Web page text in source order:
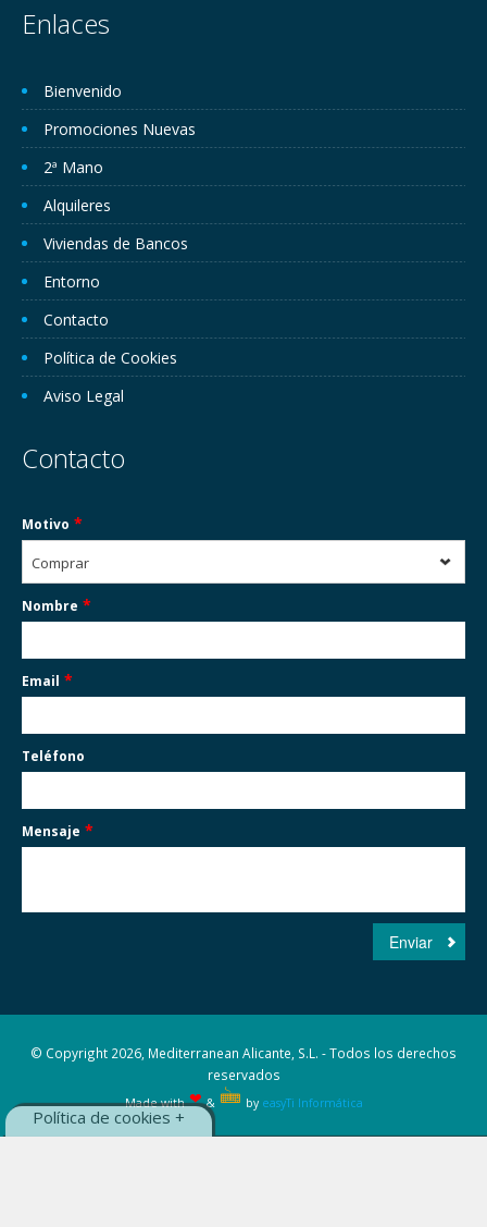
Enlaces
Bienvenido
Promociones Nuevas
2ª Mano
Alquileres
Viviendas de Bancos
Entorno
Contacto
Política de Cookies
Aviso Legal
Contacto
Motivo *
Comprar
Nombre *
Email *
Teléfono
Mensaje *
© Copyright 2026, Mediterranean Alicante, S.L. - Todos los derechos
reservados
Made with ❤ & 🖮 by easyTi Informática
Política de cookies +